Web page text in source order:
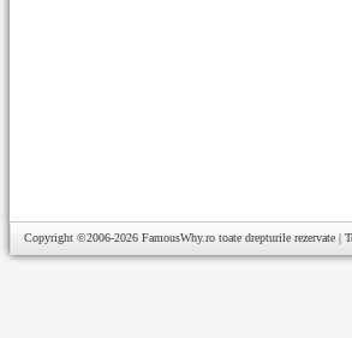
Copyright ©2006-2026 FamousWhy.ro toate drepturile rezervate |